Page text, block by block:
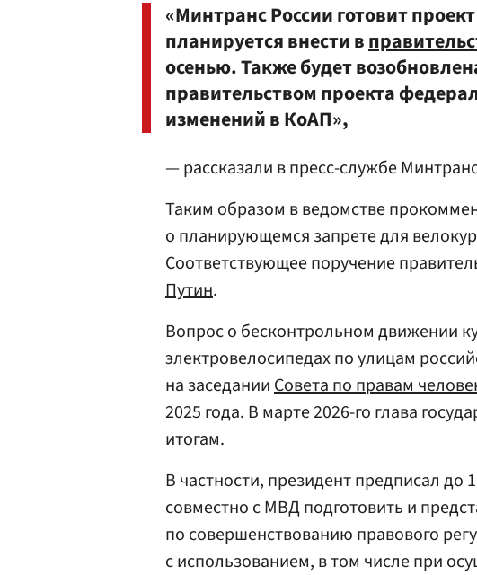
«Минтранс России готовит
планируется внести в
осенью. Также будет
правительством проекта
изменений в КоАП»,
— рассказали в пресс-службе
Таким образом в ведомстве
о планирующемся запрете для
Соответствующее поручение
Путин.
Вопрос о бесконтрольном движении
электровелосипедах по улицам
на заседанииСовета по правам
2025 года. В марте 2026-го глава
итогам.
В частности, президент предписал до
совместно с МВД подготовить и
по совершенствованию правового
с использованием, в том числе при